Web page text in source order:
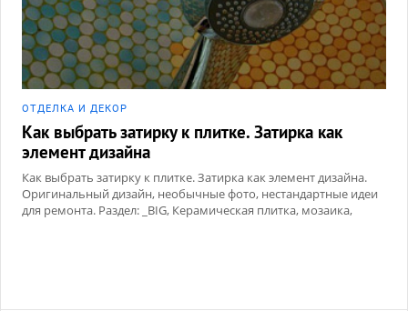
ОТДЕЛКА И ДЕКОР
Как выбрать затирку к плитке. Затирка как
элемент дизайна
Как выбрать затирку к плитке. Затирка как элемент дизайна.
Оригинальный дизайн, необычные фото, нестандартные идеи
для ремонта. Раздел: _BIG, Керамическая плитка, мозаика,